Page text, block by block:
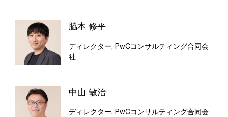
脇本 修平
ディレクター, PwCコンサルティング合同会
社
中山 敏治
ディレクター, PwCコンサルティング合同会